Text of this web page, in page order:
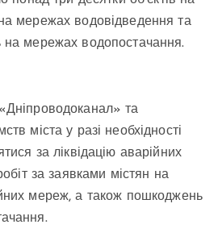
мережах водовідведення та
на мережах водопостачання.
та
міста у разі необхідності
за ліквідацію аварійних
за заявками містян на
мереж, а також пошкоджень